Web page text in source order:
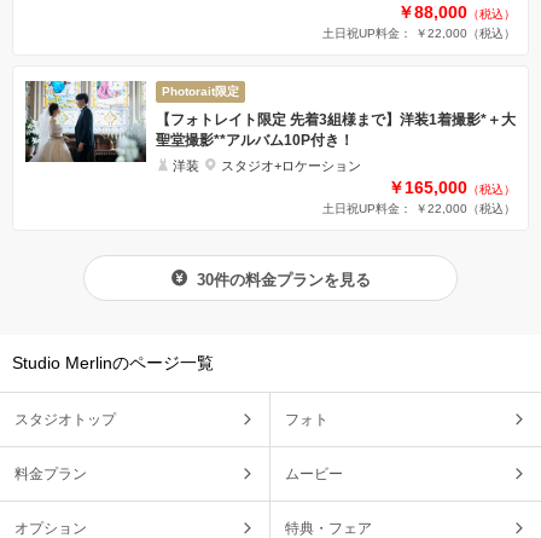
￥88,000 （税込）
土日祝UP料金： ￥22,000 （税込）
Photorait限定
【フォトレイト限定 先着3組様まで】洋装1着撮影*＋大
聖堂撮影**アルバム10P付き！
洋装 スタジオ+ロケーション
￥165,000 （税込）
土日祝UP料金： ￥22,000 （税込）
30件の料金プランを見る
Studio Merlinのページ一覧
スタジオトップ フォト
料金プラン ムービー
オプション 特典・フェア